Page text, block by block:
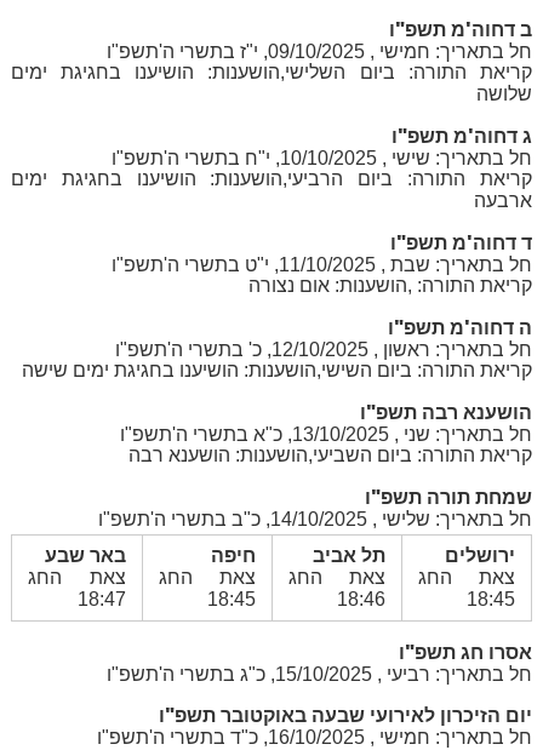
ב דחוה'מ תשפ"ו
חל בתאריך: חמישי , 09/10/2025, י"ז בתשרי ה'תשפ"ו
קריאת התורה: ביום השלישי,הושענות: הושיענו בחגיגת ימים
שלושה
ג דחוה'מ תשפ"ו
חל בתאריך: שישי , 10/10/2025, י"ח בתשרי ה'תשפ"ו
קריאת התורה: ביום הרביעי,הושענות: הושיענו בחגיגת ימים
ארבעה
ד דחוה'מ תשפ"ו
חל בתאריך: שבת , 11/10/2025, י"ט בתשרי ה'תשפ"ו
קריאת התורה: ,הושענות: אום נצורה
ה דחוה'מ תשפ"ו
חל בתאריך: ראשון , 12/10/2025, כ' בתשרי ה'תשפ"ו
קריאת התורה: ביום השישי,הושענות: הושיענו בחגיגת ימים שישה
הושענא רבה תשפ"ו
חל בתאריך: שני , 13/10/2025, כ"א בתשרי ה'תשפ"ו
קריאת התורה: ביום השביעי,הושענות: הושענא רבה
שמחת תורה תשפ"ו
חל בתאריך: שלישי , 14/10/2025, כ"ב בתשרי ה'תשפ"ו
ירושלים
צאת החג
18:45
תל אביב
צאת החג
18:46
חיפה
צאת החג
18:45
באר שבע
צאת החג
18:47
אסרו חג תשפ"ו
חל בתאריך: רביעי , 15/10/2025, כ"ג בתשרי ה'תשפ"ו
יום הזיכרון לאירועי שבעה באוקטובר תשפ"ו
חל בתאריך: חמישי , 16/10/2025, כ"ד בתשרי ה'תשפ"ו